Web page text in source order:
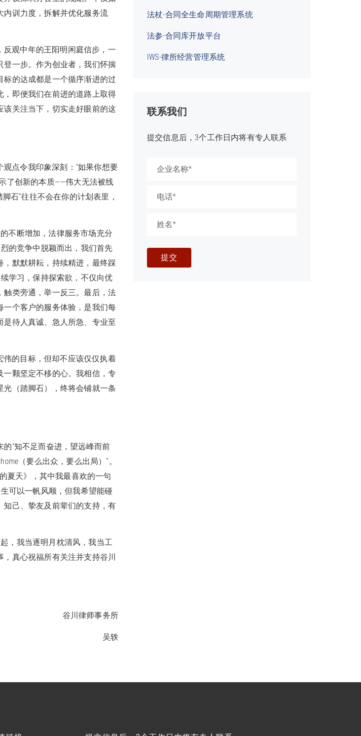
内训力度，拆解并优化服务流
观中年的王阳明闲庭信步，一
登一步。作为创业者，我们怀揣
的达成都是一个循序渐进的过
即便我们在前进的道路上取得
该关注当下，切实走好眼前的这
点令我印象深刻：“如果你想要
了创新的本质——伟大无法被线
石”往往不会在你的计划表里，
不断增加，法律服务市场充分
的竞争中脱颖而出，我们首先
默默耕耘，持续精进，最终踩
学习，保持探索欲，不仅向优
类旁通，举一反三。最后，法
个客户的服务体验，是我们每
待人真诚、急人所急、专业至
的目标，但却不应该仅仅执着
颗坚定不移的心。我相信，专
（踏脚石），终将会铺就一条
“知不足而奋进，望远峰而前
（要么出众，要么出局）”。
夏天》，其中我最喜欢的一句
可以一帆风顺，但我希望能碰
己、挚友及前辈们的支持，有
，我当逐明月枕清风，我当工
真心祝福所有关注并支持谷川
谷川律师事务所
吴轶
法杖-合同全生命周期管理系统
法参-合同库开放平台
IWS-律所经营管理系统
联系我们
提交信息后，3个工作日内将有专人联系
提交